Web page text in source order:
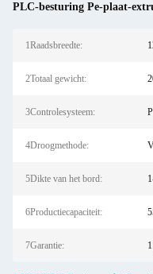
PLC-besturing Pe-plaat-
1Raadsbreedte:
2Totaal gewicht:
3Controlesysteem:
4Droogmethode:
5Dikte van het bord:
6Productiecapaciteit:
7Garantie: